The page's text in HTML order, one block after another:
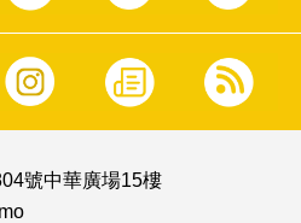
號中華廣場15樓